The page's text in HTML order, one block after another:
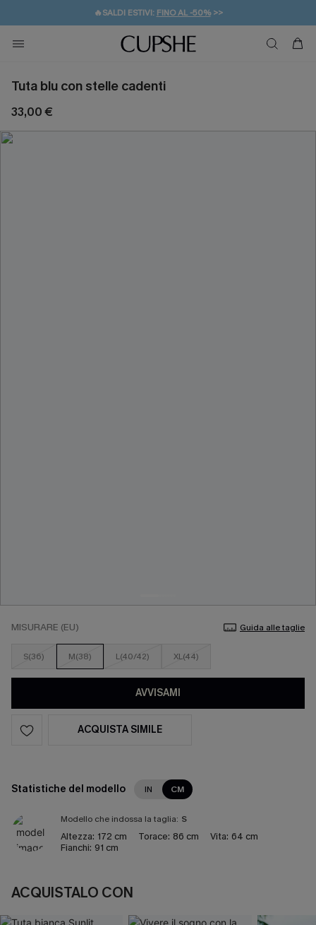
🔥SALDI ESTIVI: FINO AL -50%>>
🚚SPEDIZIONE GRATUITA DA 49€
💌REGALO PER I NUOVI: 20% DI SCONTO*
Tuta blu con stelle cadenti
33,00 €
MISURARE (EU) Guida alle taglie
S(36) M(38) L(40/42) XL(44)
AVVISAMI
ACQUISTA SIMILE
Statistiche del modello IN CM
Modello che indossa la taglia: S
Altezza: 172 cm Torace: 86 cm Vita: 64 cm
Fianchi: 91 cm
ACQUISTALO CON